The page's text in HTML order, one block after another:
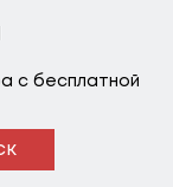
с бесплатной